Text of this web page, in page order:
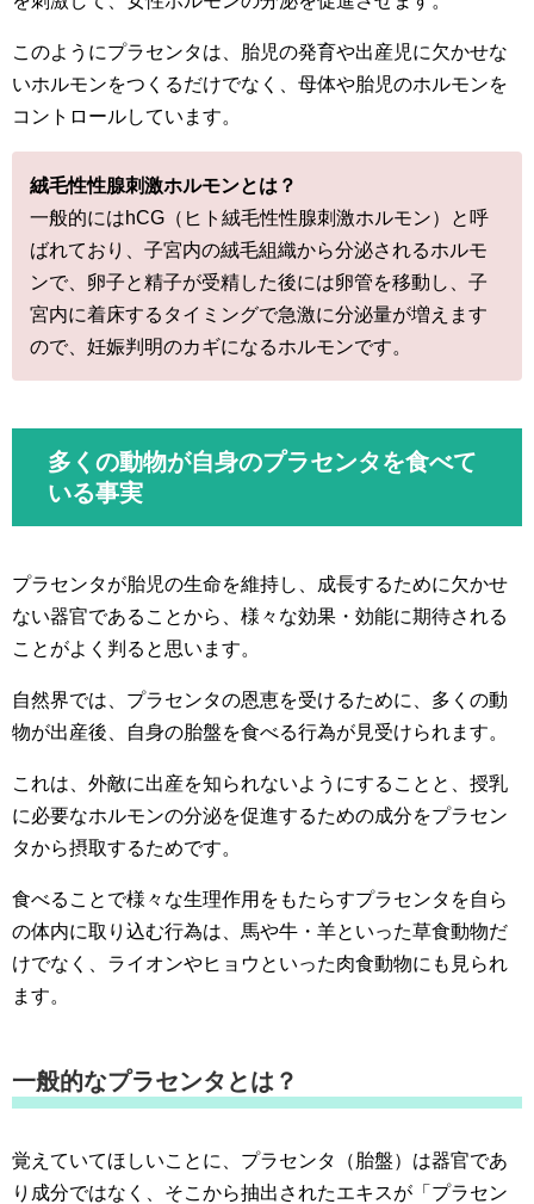
このようにプラセンタは、胎児の発育や出産児に欠かせな
いホルモンをつくるだけでなく、母体や胎児のホルモンを
コントロールしています。
絨毛性性腺刺激ホルモンとは？
一般的にはhCG（ヒト絨毛性性腺刺激ホルモン）と呼
ばれており、子宮内の絨毛組織から分泌されるホルモ
ンで、卵子と精子が受精した後には卵管を移動し、子
宮内に着床するタイミングで急激に分泌量が増えます
ので、妊娠判明のカギになるホルモンです。
多くの動物が自身のプラセンタを食べて
いる事実
プラセンタが胎児の生命を維持し、成長するために欠かせ
ない器官であることから、様々な効果・効能に期待される
ことがよく判ると思います。
自然界では、プラセンタの恩恵を受けるために、多くの動
物が出産後、自身の胎盤を食べる行為が見受けられます。
これは、外敵に出産を知られないようにすることと、授乳
に必要なホルモンの分泌を促進するための成分をプラセン
タから摂取するためです。
食べることで様々な生理作用をもたらすプラセンタを自ら
の体内に取り込む行為は、馬や牛・羊といった草食動物だ
けでなく、ライオンやヒョウといった肉食動物にも見られ
ます。
一般的なプラセンタとは？
覚えていてほしいことに、プラセンタ（胎盤）は器官であ
り成分ではなく、そこから抽出されたエキスが「プラセン